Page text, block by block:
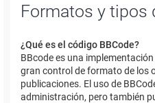
Formatos y tipos
¿Qué es el código BBCode?
BBcode es una
gran control de formato de los
publicaciones. El uso de
administración, pero también